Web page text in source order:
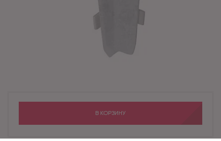
В КОРЗИНУ